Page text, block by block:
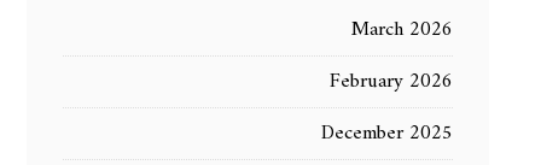
March 2026
February 2026
December 2025